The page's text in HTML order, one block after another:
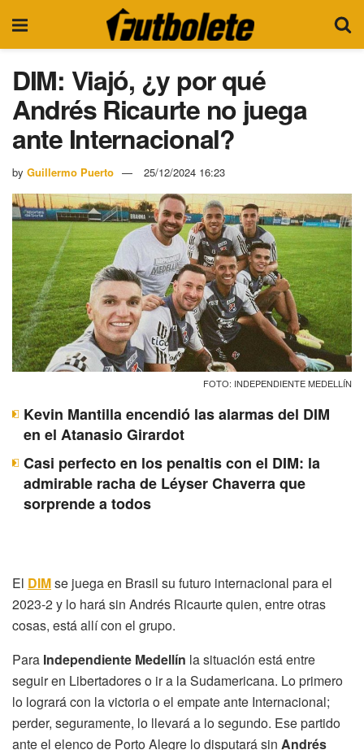
DIM: Viajó, ¿y por qué
Andrés Ricaurte no juega
ante Internacional?
by Guillermo Puerto 25/12/2024 16:23
FOTO: INDEPENDIENTE MEDELLÍN
Kevin Mantilla encendió las alarmas del DIM
en el Atanasio Girardot
Casi perfecto en los penaltis con el DIM: la
admirable racha de Léyser Chaverra que
sorprende a todos
El DIMse juega en Brasil su futuro internacional para el
2023-2 y lo hará sin Andrés Ricaurte quien, entre otras
cosas, está allí con el grupo.
Para Independiente Medellín la situación está entre
seguir en Libertadores o ir a la Sudamericana. Lo primero
lo logrará con la victoria o el empate ante Internacional;
perder, seguramente, lo llevará a lo segundo. Ese partido
ante el elenco de Porto Alegre lo disputará sin Andrés